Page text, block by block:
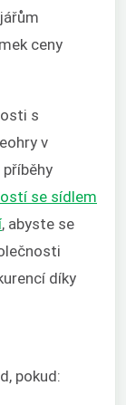
ceny
s
v
se sídlem
, abyste se
díky
pokud: